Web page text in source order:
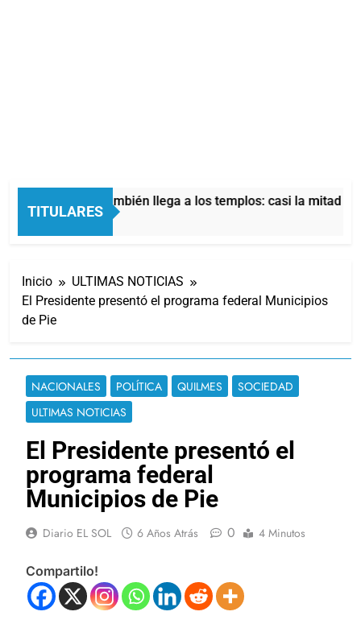
TITULARES
económica también llega a los templos: casi la mitad de
Atrás
Inicio
ULTIMAS NOTICIAS
El Presidente presentó el programa federal Municipios
de Pie
NACIONALES POLÍTICA QUILMES
SOCIEDAD
ULTIMAS NOTICIAS
El Presidente presentó el
programa federal
Municipios de Pie
Diario EL SOL 6 Años Atrás 0 4 Minutos
Compartilo!